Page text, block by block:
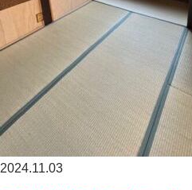
2024.11.03